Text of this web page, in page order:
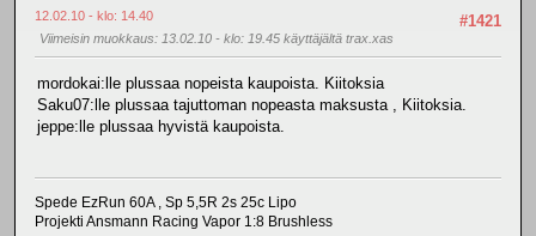
#1421
12.02.10 - klo: 14.40
Viimeisin muokkaus: 13.02.10 - klo: 19.45 käyttäjältä trax.xas
mordokai:lle plussaa nopeista kaupoista. Kiitoksia
Saku07:lle plussaa tajuttoman nopeasta maksusta , Kiitoksia.
jeppe:lle plussaa hyvistä kaupoista.
Spede EzRun 60A , Sp 5,5R 2s 25c Lipo
Projekti Ansmann Racing Vapor 1:8 Brushless